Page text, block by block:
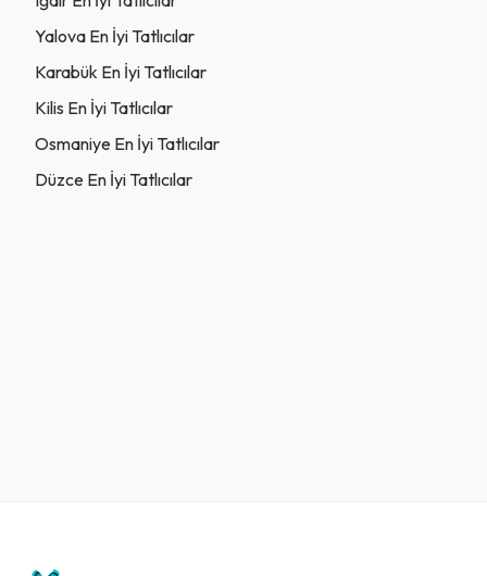
Yalova En İyi Tatlıcılar
Karabük En İyi Tatlıcılar
Kilis En İyi Tatlıcılar
Osmaniye En İyi Tatlıcılar
Düzce En İyi Tatlıcılar